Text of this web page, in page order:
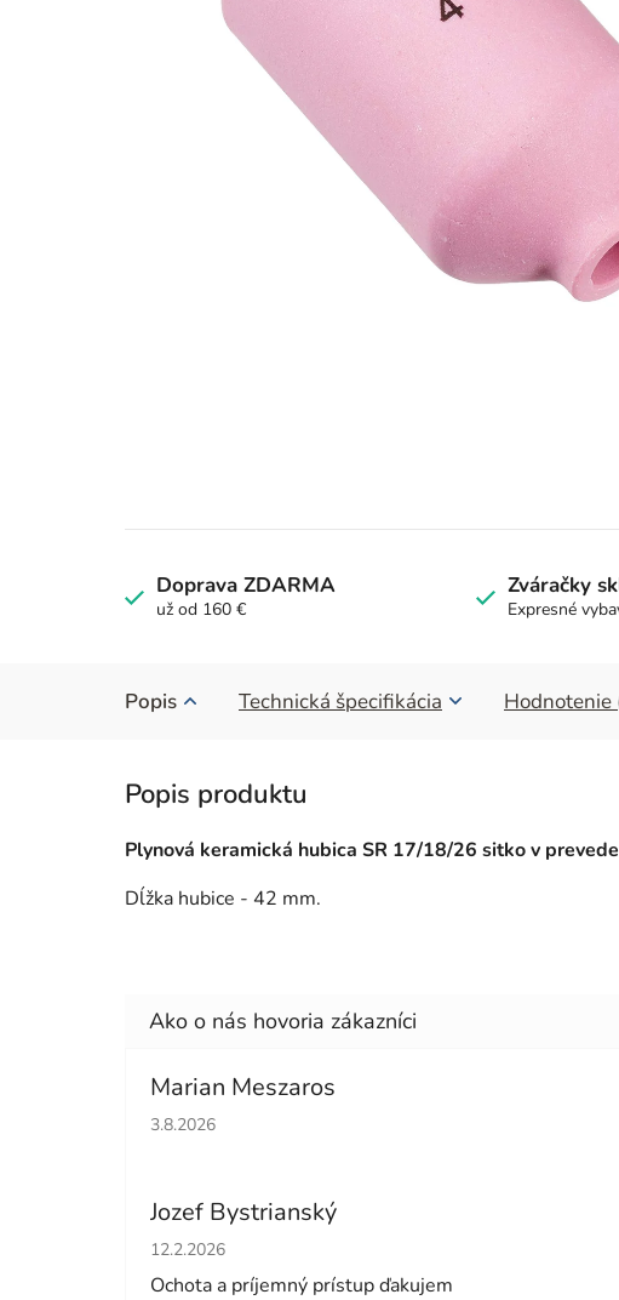
Doprava ZDARMA
už od 160 €
Zváračky
Expresné
Popis Technická špecifikácia Hodnotenie
Plynová keramická hubica SR 17/18/26 sitko v
Dĺžka hubice - 42 mm.
Marian Meszaros
Hodnotenie obchodu je 5 z 5 hviezdičiek.
3.8.2026
Jozef Bystrianský
Hodnotenie obchodu je 5 z 5 hviezdičiek.
12.2.2026
Ochota a príjemný prístup ďakujem